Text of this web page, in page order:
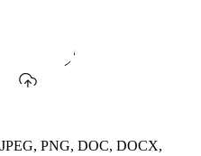
PNG, DOC, DOCX,